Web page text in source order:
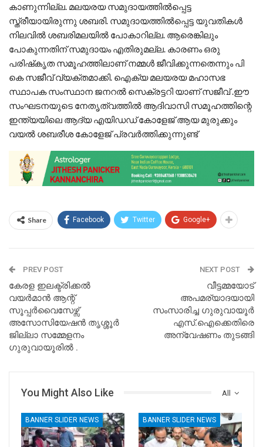
കാണുന്നില്ല. മലയരയ സമുദായത്തില്‍പ്പെട്ട
സ്ത്രീയായിരുന്നു ശബരി. സമുദായത്തില്‍പ്പെട്ട യുവതികള്‍
നിലവില്‍ ശബരിമലയില്‍ പോകാറില്ല. ആരെങ്കിലും
പോകുന്നതിന് സമുദായം എതിരുമല്ല. കാരണം ഒരു
പരിഷ്‍കൃത സമൂഹത്തിലാണ് നമ്മള്‍ ജീവിക്കുന്നതെന്നും പി
കെ സജീവ് വ്യക്തമാക്കി. ഐക്യ മലയരയ മഹാസഭ
സ്ഥാപക സംസ്ഥാന ജനറൽ സെക്രട്ടറി യാണ് സജീവ് .ഈ
സംഘടനയുടെ നേതൃത്വത്തിൽ ആദിവാസി സമൂഹത്തിന്റെ
ഇന്ത്യയിലെ ആദ്യ എയിഡഡ് കോളേജ് ആയ മുരുക്കും
വയൽ ശബരീശ കോളേജ് പ്രവർത്തിക്കുന്നുണ്ട്
Share Facebook Twitter Google+
PREV POST
കേരള ഇലക്ട്രിക്കൽ
വയർമാൻ ആന്റ്
സൂപ്പർവൈസേഴ്സ്
അസോസിയേഷൻ തൃശ്ശൂർ
ജില്ലാ സമ്മേളനം
ഗുരുവായൂരിൽ .
NEXT POST
വീട്ടമ്മയോട്
അപമര്യാദയായി
സംസാരിച്ച ഗുരുവായൂർ
എസ്.ഐക്കെതിരെ
അന്വേഷണം തുടങ്ങി
All
You Might Also Like
BANNER SLIDER NEWS BANNER SLIDER NEWS